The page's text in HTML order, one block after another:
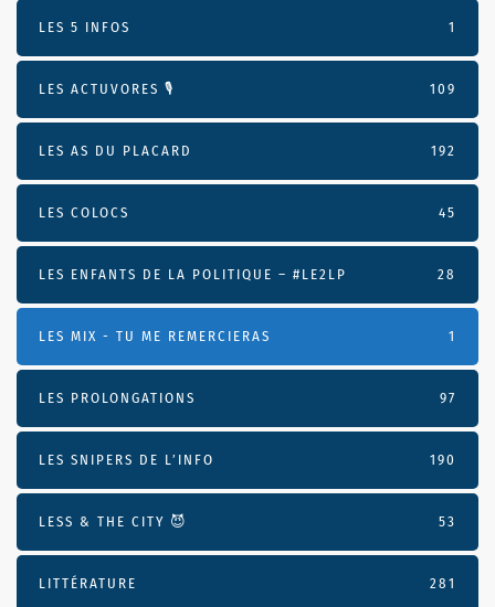
LES 5 INFOS 1
LES ACTUVORES 🎙 109
LES AS DU PLACARD 192
LES COLOCS 45
LES ENFANTS DE LA POLITIQUE – #LE2LP 28
LES MIX - TU ME REMERCIERAS 1
LES PROLONGATIONS 97
LES SNIPERS DE L’INFO 190
LESS & THE CITY 😈 53
LITTÉRATURE 281